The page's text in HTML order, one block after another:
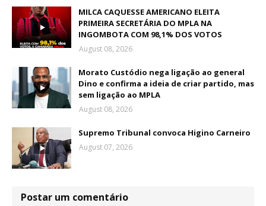
MILCA CAQUESSE AMERICANO ELEITA
PRIMEIRA SECRETÁRIA DO MPLA NA
INGOMBOTA COM 98,1% DOS VOTOS
August 08, 2026
Morato Custódio nega ligação ao general
Dino e confirma a ideia de criar partido, mas
sem ligação ao MPLA
August 08, 2026
Supremo Tribunal convoca Higino Carneiro
August 07, 2026
Postar um comentário